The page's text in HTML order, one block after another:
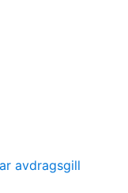
avdragsgill